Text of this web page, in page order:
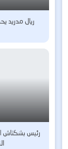
ريال مدريد
رئيس بشكتاش